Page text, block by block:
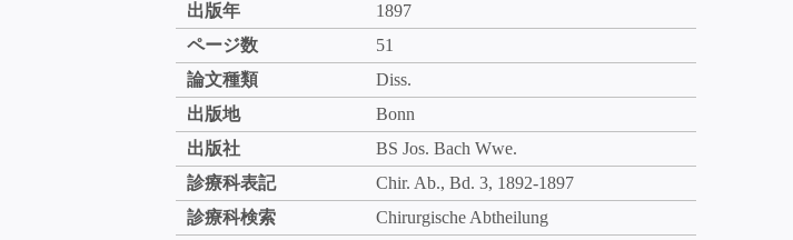
出版年
1897
ページ数
51
論文種類
Diss.
出版地
Bonn
出版社
BS Jos. Bach Wwe.
診療科表記
Chir. Ab., Bd. 3, 1892-1897
診療科検索
Chirurgische Abtheilung